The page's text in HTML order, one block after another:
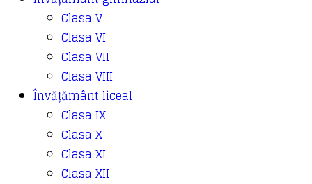
Clasa V
Clasa VI
Clasa VII
Clasa VIII
Învățământ liceal
Clasa IX
Clasa X
Clasa XI
Clasa XII